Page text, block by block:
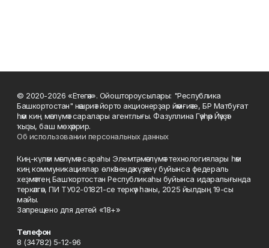
© 2020-2026 «Етегән». Ойоштороусылары: "Республика
Башкортостан" нәшриәт йорто акционерҙар йәмғиәте, БР Матбуғат
һәм киң мәғлүмәт саралары агентлығы. Фазуллина Гәүһәр Йәүҙәт
ҡыҙы, баш мөхәррир.
Об использовании персональных данных
Киң-күләм мәғлүмәт сараһы Элемтә, мәғлүмәт технологиялары һәм
киң коммуникациялар өлкәһендә күҙәтеү буйынса федераль
хеҙмәттең Башҡортостан Республикаһы буйынса идаралығында
теркәлгән, ПИ ТУ02-01821-се теркәү һаны, 2025 йылдың 19-сы
майы.
Запрещено для детей «18+»
Телефон
8 (34782) 5-12-96